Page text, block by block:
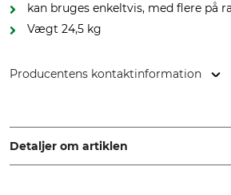
kan bruges enkeltvis, med flere på
Vægt 24,5 kg
Producentens kontaktinformation
Trubschachen, Switzerland,
Detaljer om artiklen